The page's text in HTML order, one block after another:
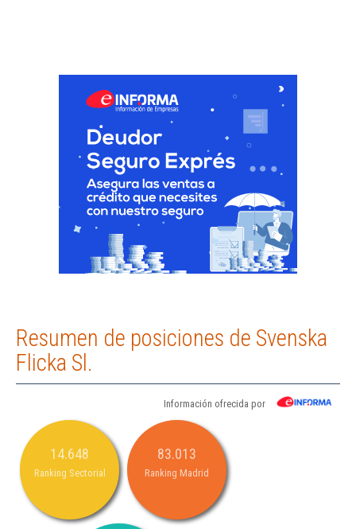
Resumen de posiciones de Svenska
Flicka Sl.
Información ofrecida por
14.648
Ranking Sectorial
83.013
Ranking Madrid